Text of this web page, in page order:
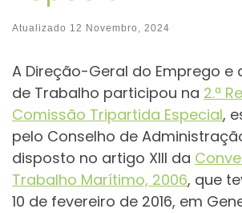
Atualizado 12 Novembro, 2024
A Direção-Geral do Emprego e
de Trabalho participou na 2.ª
Comissão Tripartida Especial,
pelo Conselho de
disposto no artigo XIII da
Trabalho Marítimo, 2006, que
10 de fevereiro de 2016, em